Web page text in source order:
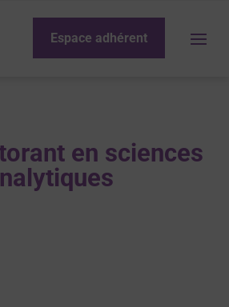
Espace adhérent
en sciences